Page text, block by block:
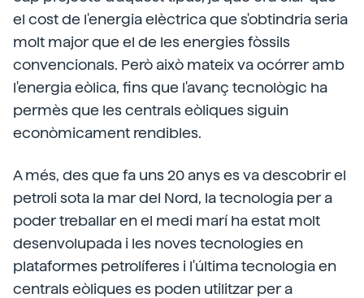
el cost de l'energia elèctrica que s'obtindria seria
molt major que el de les energies fòssils
convencionals. Però això mateix va ocórrer amb
l'energia eòlica, fins que l'avanç tecnològic ha
permès que les centrals eòliques siguin
econòmicament rendibles.
A més, des que fa uns 20 anys es va descobrir el
petroli sota la mar del Nord, la tecnologia per a
poder treballar en el medi marí ha estat molt
desenvolupada i les noves tecnologies en
plataformes petrolíferes i l'última tecnologia en
centrals eòliques es poden utilitzar per a